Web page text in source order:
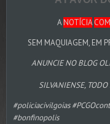
ANOTÍCIA COM
SEM MAQUIAGEM, EM
ANUNCIE NO BLOG
SILVANIENSE, TODO
#policiacivilgoias
#bonfinopolis